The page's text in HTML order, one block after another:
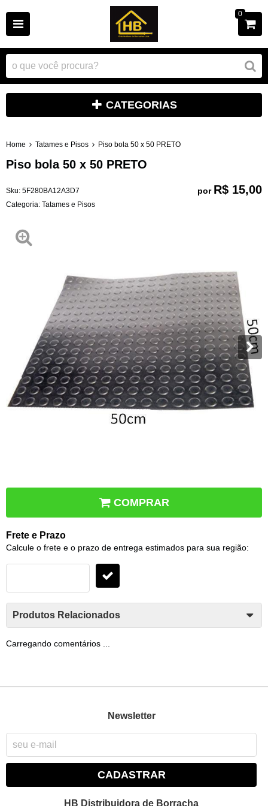
0
CATEGORIAS
Home Tatames e Pisos Piso bola 50 x 50 PRETO
Piso bola 50 x 50 PRETO
Sku: 5F280BA12A3D7
Categoria: Tatames e Pisos
por R$ 15,00
COMPRAR
Frete e Prazo
Calcule o frete e o prazo de entrega estimados para sua região:
Produtos Relacionados
Carregando comentários ...
Newsletter
CADASTRAR
HB Distribuidora de Borracha